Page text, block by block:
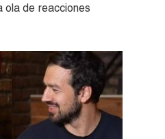
ola de reacciones